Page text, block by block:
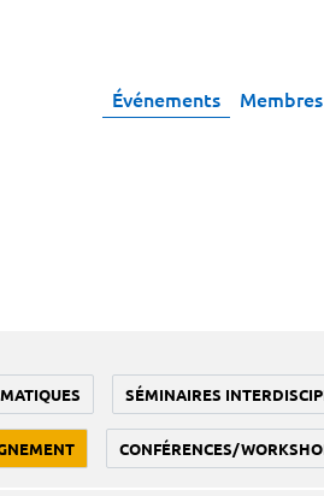
Événements Membres
SÉMINAIRES
CONFÉRENCES/